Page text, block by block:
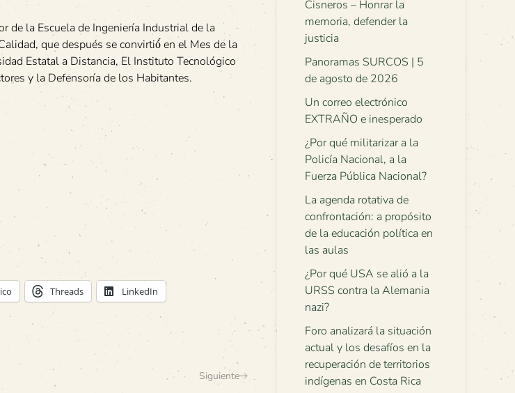
de la Escuela de Ingeniería Industrial de la
que después se convirtió́ en el Mes de la
Estatal a Distancia, El Instituto Tecnológico
y la Defensoría de los Habitantes.
Threads LinkedIn
Siguiente
Cisneros – Honrar la
memoria, defender la
justicia
Panoramas SURCOS | 5
de agosto de 2026
Un correo electrónico
EXTRAÑO e inesperado
¿Por qué militarizar a la
Policía Nacional, a la
Fuerza Pública Nacional?
La agenda rotativa de
confrontación: a propósito
de la educación política en
las aulas
¿Por qué USA se alió a la
URSS contra la Alemania
nazi?
Foro analizará la situación
actual y los desafíos en la
recuperación de territorios
indígenas en Costa Rica